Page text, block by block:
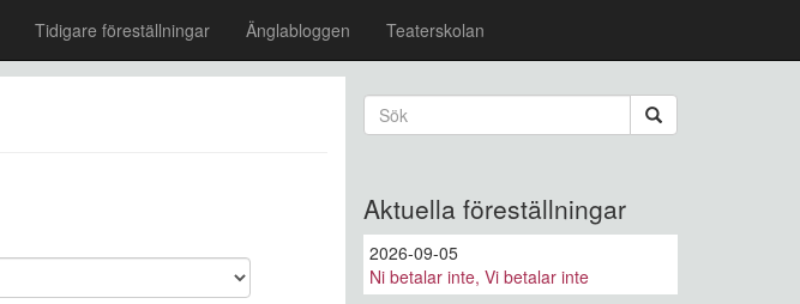
Tidigare föreställningar Änglabloggen Teaterskolan
Sökformulär
Aktuella föreställningar
2026-09-05
Ni betalar inte, Vi betalar inte